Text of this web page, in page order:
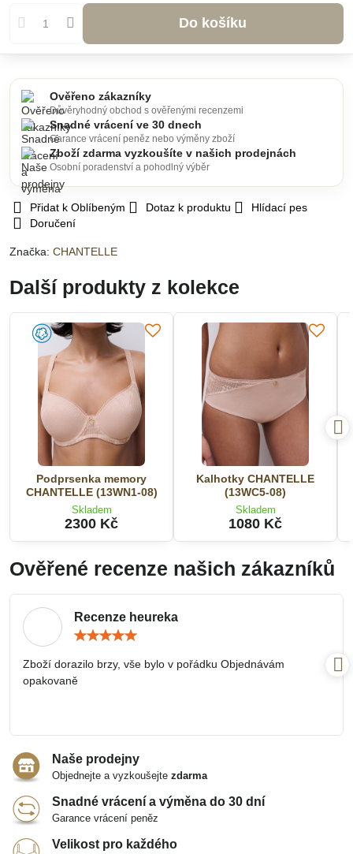
Do košíku
Přidat k Oblíbeným Dotaz k produktu
Hlídací pes
Doručení
Značka: CHANTELLE
Ověřeno zákazníky
Důvěryhodný obchod s ověřenými recenzemi
Snadné vrácení ve 30 dnech
Garance vrácení peněz nebo výměny zboží
Zboží zdarma vyzkoušíte v našich prodejnách
Osobní poradenství a pohodlný výběr
Další produkty z kolekce
Podprsenka memory
CHANTELLE (13WN1-08)
Skladem
2300 Kč
Kalhotky CHANTELLE
(13WC5-08)
Skladem
1080 Kč
Ověřené recenze našich zákazníků
Recenze heureka
5
Zboží dorazilo brzy, vše bylo v pořádku Objednávám
opakovaně
Naše prodejny
Objednejte a vyzkoušejte zdarma
Snadné vrácení a výměna do 30 dní
Garance vrácení peněz
Velikost pro každého